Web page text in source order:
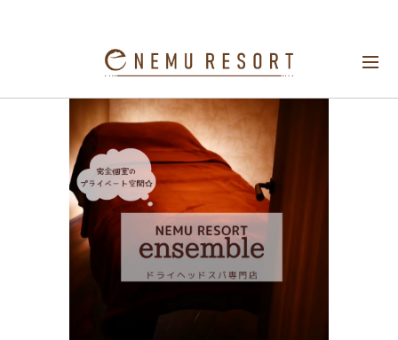
完全個室のプライベート空間☆